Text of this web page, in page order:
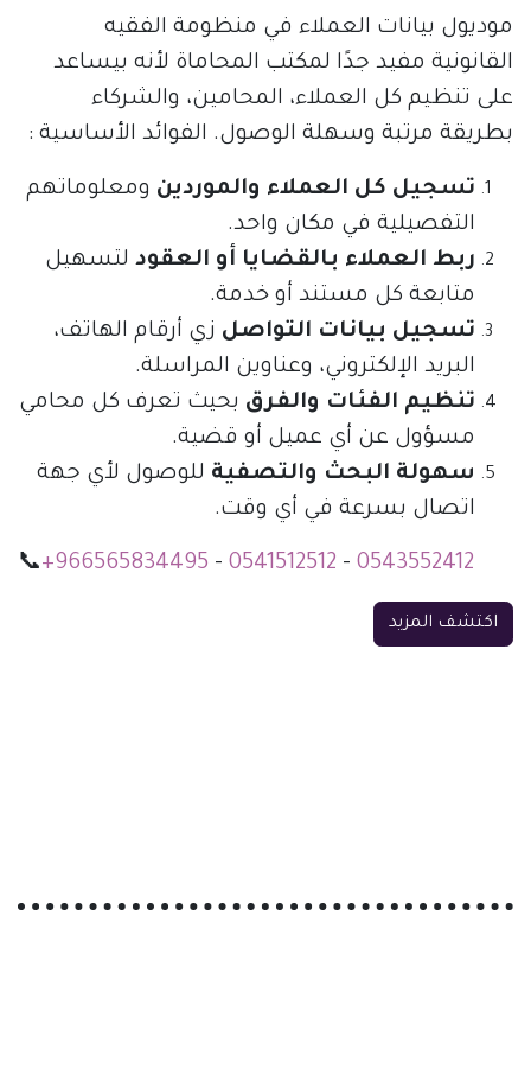
موديول بيانات العملاء في منظومة الفقيه
القانونية مفيد جدًا لمكتب المحاماة لأنه بيساعد
على تنظيم كل العملاء، المحامين، والشركاء
بطريقة مرتبة وسهلة الوصول. الفوائد الأساسية :
تسجيل كل العملاء والموردين ومعلوماتهم
التفصيلية في مكان واحد.
ربط العملاء بالقضايا أو العقود لتسهيل
متابعة كل مستند أو خدمة.
تسجيل بيانات التواصل زي أرقام الهاتف،
البريد الإلكتروني، وعناوين المراسلة.
تنظيم الفئات والفرق بحيث تعرف كل محامي
مسؤول عن أي عميل أو قضية.
سهولة البحث والتصفية للوصول لأي جهة
اتصال بسرعة في أي وقت.
📞+966565834495 - 0541512512 - 0543552412
اكتشف المزيد